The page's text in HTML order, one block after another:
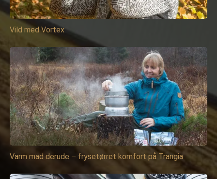
Vild med Vortex
Varm mad derude – frysetørret komfort på Trangia